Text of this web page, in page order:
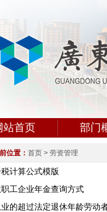
站首页 部门
位置： 首页 > 劳资管理
计算公式模版
工企业年金查询方式
业的超过法定退休年龄劳动